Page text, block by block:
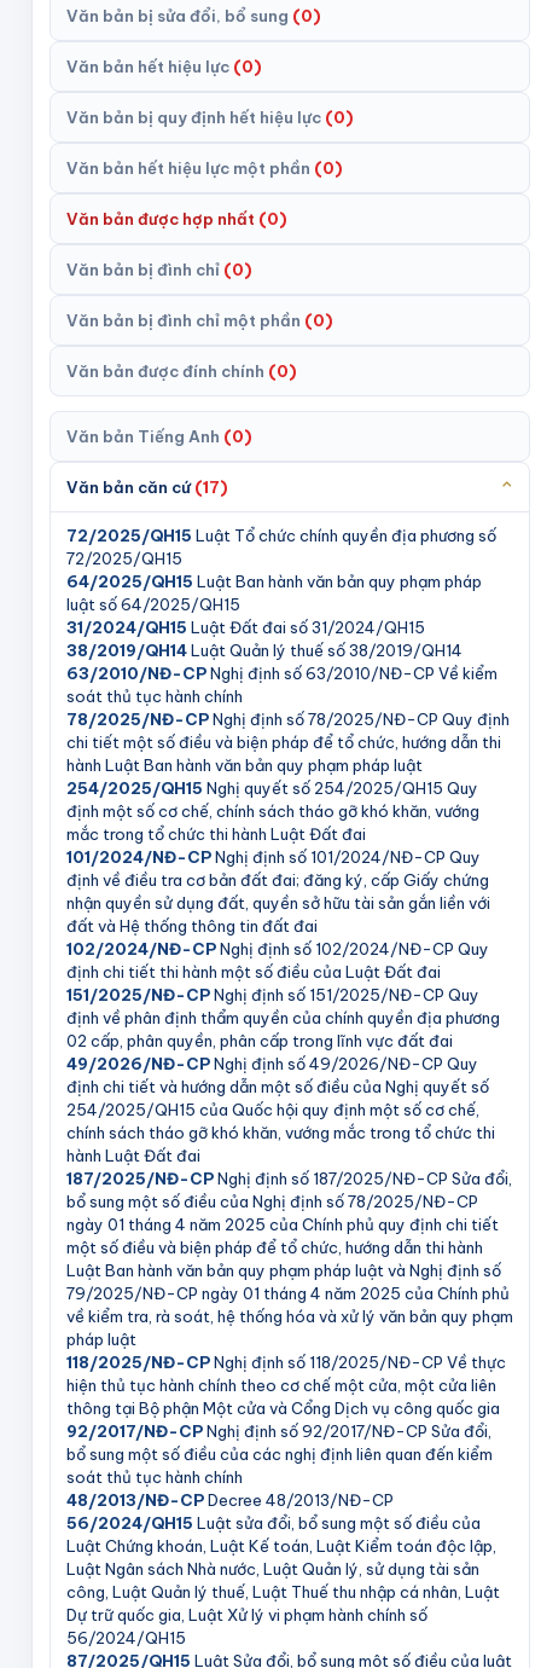
Văn bản bị sửa đổi, bổ sung (0)
Văn bản hết hiệu lực (0)
Văn bản bị quy định hết hiệu lực (0)
Văn bản hết hiệu lực một phần (0)
Văn bản được hợp nhất (0)
Văn bản bị đình chỉ (0)
Văn bản bị đình chỉ một phần (0)
Văn bản được đính chính (0)
Văn bản Tiếng Anh (0)
Văn bản căn cứ (17) ⌃
72/2025/QH15 Luật Tổ chức chính quyền địa phương số
72/2025/QH15
64/2025/QH15 Luật Ban hành văn bản quy phạm pháp
luật số 64/2025/QH15
31/2024/QH15 Luật Đất đai số 31/2024/QH15
38/2019/QH14Luật Quản lý thuế số 38/2019/QH14
63/2010/NĐ-CPNghị định số 63/2010/NĐ-CP Về kiểm
soát thủ tục hành chính
78/2025/NĐ-CPNghị định số 78/2025/NĐ-CP Quy định
chi tiết một số điều và biện pháp để tổ chức, hướng dẫn thi
hành Luật Ban hành văn bản quy phạm pháp luật
254/2025/QH15 Nghị quyết số 254/2025/QH15 Quy
định một số cơ chế, chính sách tháo gỡ khó khăn, vướng
mắc trong tổ chức thi hành Luật Đất đai
101/2024/NĐ-CPNghị định số 101/2024/NĐ-CP Quy
định về điều tra cơ bản đất đai; đăng ký, cấp Giấy chứng
nhận quyền sử dụng đất, quyền sở hữu tài sản gắn liền với
đất và Hệ thống thông tin đất đai
102/2024/NĐ-CPNghị định số 102/2024/NĐ-CP Quy
định chi tiết thi hành một số điều của Luật Đất đai
151/2025/NĐ-CPNghị định số 151/2025/NĐ-CP Quy
định về phân định thẩm quyền của chính quyền địa phương
02 cấp, phân quyền, phân cấp trong lĩnh vực đất đai
49/2026/NĐ-CPNghị định số 49/2026/NĐ-CP Quy
định chi tiết và hướng dẫn một số điều của Nghị quyết số
254/2025/QH15 của Quốc hội quy định một số cơ chế,
chính sách tháo gỡ khó khăn, vướng mắc trong tổ chức thi
hành Luật Đất đai
187/2025/NĐ-CPNghị định số 187/2025/NĐ-CP Sửa đổi,
bổ sung một số điều của Nghị định số 78/2025/NĐ-CP
ngày 01 tháng 4 năm 2025 của Chính phủ quy định chi tiết
một số điều và biện pháp để tổ chức, hướng dẫn thi hành
Luật Ban hành văn bản quy phạm pháp luật và Nghị định số
79/2025/NĐ-CP ngày 01 tháng 4 năm 2025 của Chính phủ
về kiểm tra, rà soát, hệ thống hóa và xử lý văn bản quy phạm
pháp luật
118/2025/NĐ-CPNghị định số 118/2025/NĐ-CP Về thực
hiện thủ tục hành chính theo cơ chế một cửa, một cửa liên
thông tại Bộ phận Một cửa và Cổng Dịch vụ công quốc gia
92/2017/NĐ-CPNghị định số 92/2017/NĐ-CP Sửa đổi,
bổ sung một số điều của các nghị định liên quan đến kiểm
soát thủ tục hành chính
48/2013/NĐ-CPDecree 48/2013/NĐ-CP
56/2024/QH15 Luật sửa đổi, bổ sung một số điều của
Luật Chứng khoán, Luật Kế toán, Luật Kiểm toán độc lập,
Luật Ngân sách Nhà nước, Luật Quản lý, sử dụng tài sản
công, Luật Quản lý thuế, Luật Thuế thu nhập cá nhân, Luật
Dự trữ quốc gia, Luật Xử lý vi phạm hành chính số
56/2024/QH15
87/2025/QH15 Luật Sửa đổi, bổ sung một số điều của luật